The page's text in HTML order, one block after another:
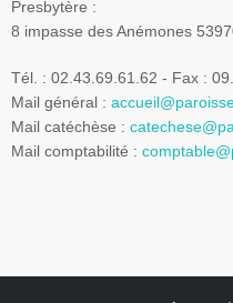
Presbytère :
8 impasse des Anémones
Tél. : 02.43.69.61.62 - Fax :
Mail général :
Mail catéchèse :
Mail comptabilité :